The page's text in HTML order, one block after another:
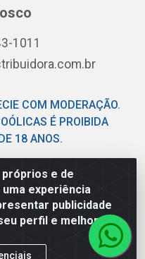
e de
experiência
publicidade
perfil e melhorar a
1011
COM MODERAÇÃO.
É PROIBIDA
18 ANOS.
Tim - Parque de
CEP 59146-480 - CNPJ
92